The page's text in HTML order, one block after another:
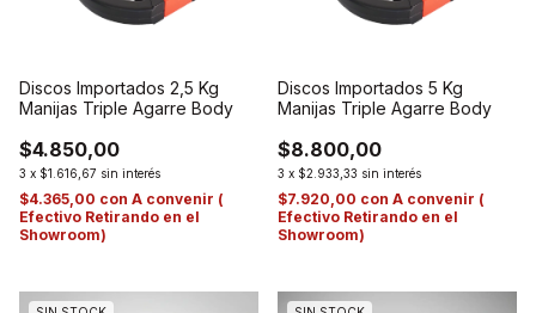
Discos Importados 2,5 Kg
Manijas Triple Agarre Body
$4.850,00
3 x $1.616,67 sin interés
$4.365,00 con A convenir (
Efectivo Retirando en el
Showroom)
Discos Importados 5 Kg
Manijas Triple Agarre Body
$8.800,00
3 x $2.933,33 sin interés
$7.920,00 con A convenir (
Efectivo Retirando en el
Showroom)